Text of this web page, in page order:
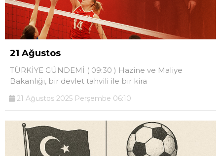
21 Ağustos
TÜRKİYE GÜNDEMİ ( 09:30 ) Hazine ve Maliye
Bakanlığı, bir devlet tahvili ile bir kira
21 Ağustos 2025 Perşembe 06:10